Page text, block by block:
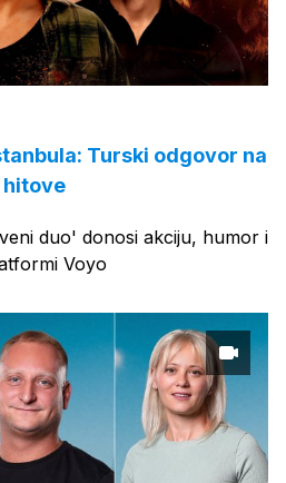
Turski odgovor na
hitove
duo' donosi akciju, humor i
Voyo